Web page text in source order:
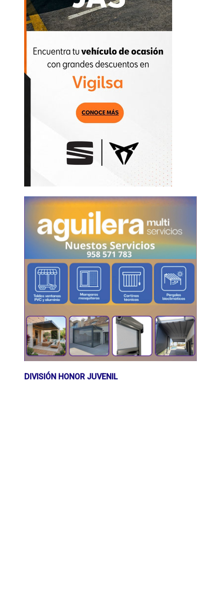
DIVISIÓN HONOR JUVENIL